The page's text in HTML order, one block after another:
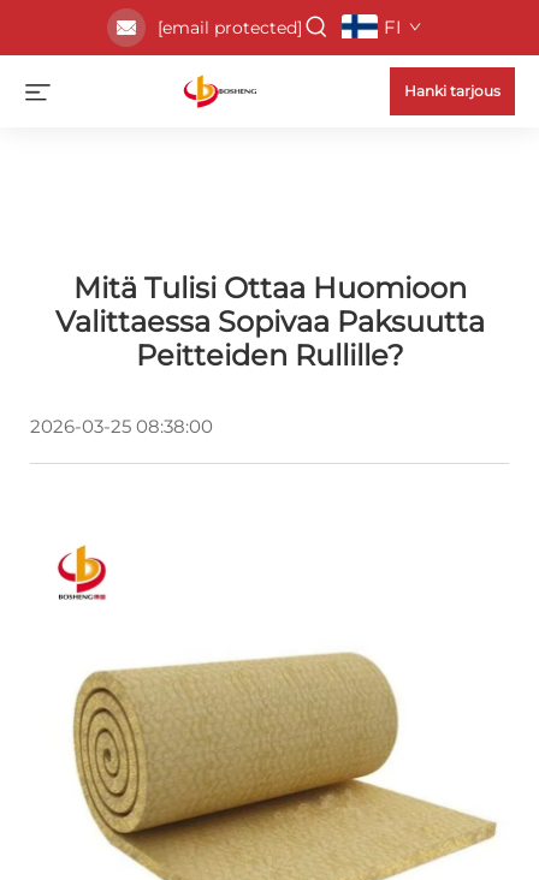
[email protected] FI
Hanki tarjous
Mitä Tulisi Ottaa Huomioon
Valittaessa Sopivaa Paksuutta
Peitteiden Rullille?
2026-03-25 08:38:00